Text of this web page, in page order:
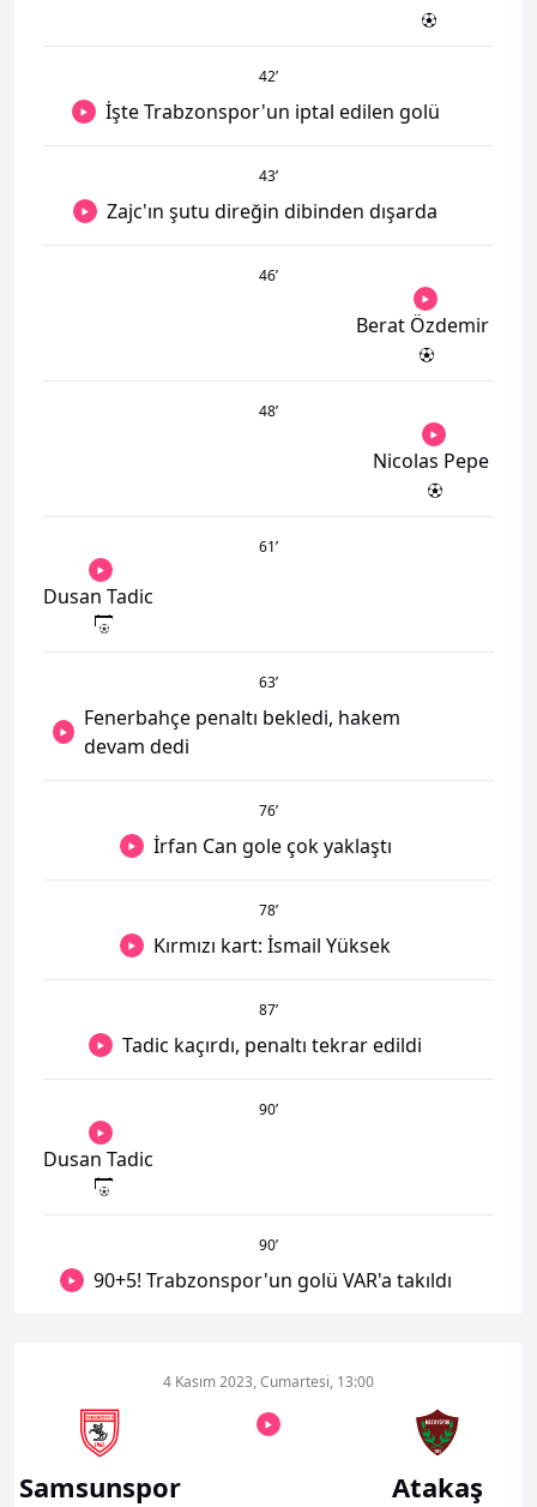
42’
İşte Trabzonspor'un iptal edilen golü
43’
Zajc'ın şutu direğin dibinden dışarda
46’
Berat Özdemir
48’
Nicolas Pepe
61’
Dusan Tadic
63’
Fenerbahçe penaltı bekledi, hakem
devam dedi
76’
İrfan Can gole çok yaklaştı
78’
Kırmızı kart: İsmail Yüksek
87’
Tadic kaçırdı, penaltı tekrar edildi
90’
Dusan Tadic
90’
90+5! Trabzonspor'un golü VAR'a takıldı
Samsunspor
4 Kasım 2023, Cumartesi, 13:00
Atakaş